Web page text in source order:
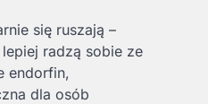
się ruszają –
radzą sobie ze
endorfin,
dla osób